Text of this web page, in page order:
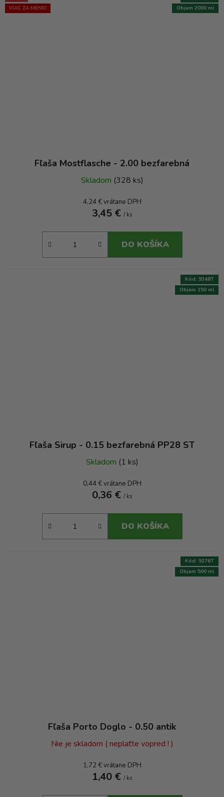
VIAC ZA MENEJ
Fľaša Mostflasche - 2.00 bezfarebná
Skladom (328 ks)
4,24 € vrátane DPH
3,45 € / ks
DO KOŠÍKA
Objem 2000 ml
Fľaša Sirup - 0.15 bezfarebná PP28 ST
Skladom (1 ks)
0,44 € vrátane DPH
0,36 € / ks
DO KOŠÍKA
Objem 150 ml
Kód: 9348T
Fľaša Porto Doglo - 0.50 antik
Nie je skladom ( neplaťte vopred ! )
1,72 € vrátane DPH
1,40 € / ks
Objem 500 ml
Kód: 9276T